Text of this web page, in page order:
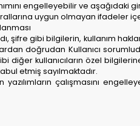
engelleyebilir ve aşağıdaki
uygun olmayan
şifre gibi bilgilerin, kullanım
doğrudan Kullanıcı
diğer kullanıcıların özel
etmiş sayılmaktadır.
çalışmasını